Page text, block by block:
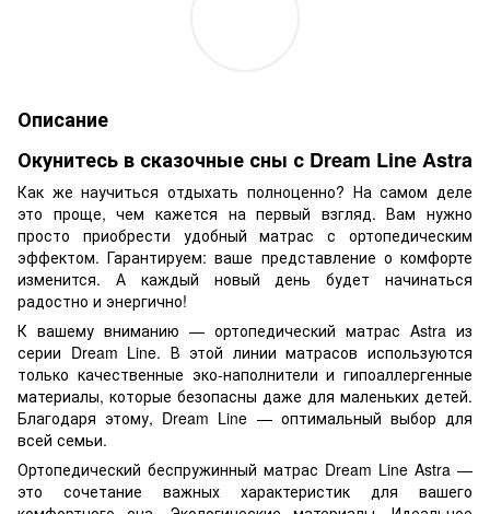
Описание
Окунитесь в сказочные сны с Dream Line Astra
Как же научиться отдыхать полноценно? На самом деле
это проще, чем кажется на первый взгляд. Вам нужно
просто приобрести удобный матрас с ортопедическим
эффектом. Гарантируем: ваше представление о комфорте
изменится. А каждый новый день будет начинаться
радостно и энергично!
К вашему вниманию — ортопедический матрас Astra из
серии Dream Line. В этой линии матрасов используются
только качественные эко-наполнители и гипоаллергенные
материалы, которые безопасны даже для маленьких детей.
Благодаря этому, Dream Line — оптимальный выбор для
всей семьи.
Ортопедический беспружинный матрас Dream Line Astra —
это сочетание важных характеристик для вашего